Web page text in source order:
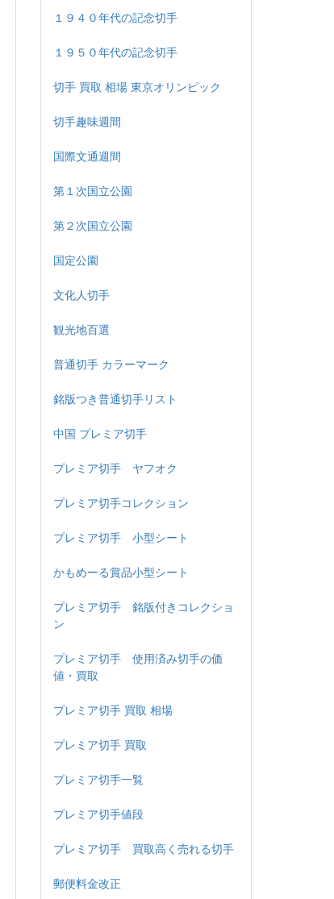
１９４０年代の記念切手
１９５０年代の記念切手
切手 買取 相場 東京オリンピック
切手趣味週間
国際文通週間
第１次国立公園
第２次国立公園
国定公園
文化人切手
観光地百選
普通切手 カラーマーク
銘版つき普通切手リスト
中国 プレミア切手
プレミア切手 ヤフオク
プレミア切手コレクション
プレミア切手 小型シート
かもめーる賞品小型シート
プレミア切手 銘版付きコレクショ
ン
プレミア切手 使用済み切手の価
値・買取
プレミア切手 買取 相場
プレミア切手 買取
プレミア切手一覧
プレミア切手値段
プレミア切手 買取高く売れる切手
郵便料金改正